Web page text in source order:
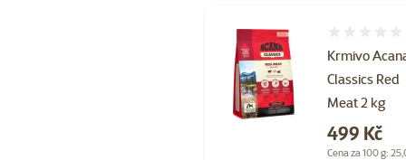
Krmivo
Classics Red
Meat 2 kg
Cena
499 Kč
Cena za 100 g: